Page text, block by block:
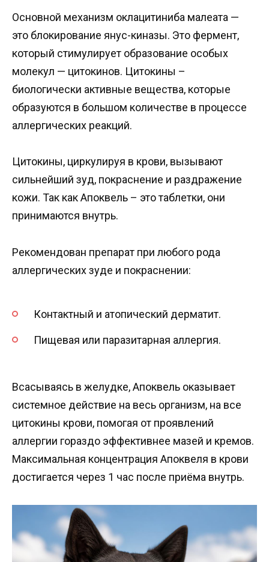
Основной механизм оклацитиниба малеата —
это блокирование янус-киназы. Это фермент,
который стимулирует образование особых
молекул — цитокинов. Цитокины –
биологически активные вещества, которые
образуются в большом количестве в процессе
аллергических реакций.
Цитокины, циркулируя в крови, вызывают
сильнейший зуд, покраснение и раздражение
кожи. Так как Апоквель – это таблетки, они
принимаются внутрь.
Рекомендован препарат при любого рода
аллергических зуде и покраснении:
Контактный и атопический дерматит.
Пищевая или паразитарная аллергия.
Всасываясь в желудке, Апоквель оказывает
системное действие на весь организм, на все
цитокины крови, помогая от проявлений
аллергии гораздо эффективнее мазей и кремов.
Максимальная концентрация Апоквеля в крови
достигается через 1 час после приёма внутрь.